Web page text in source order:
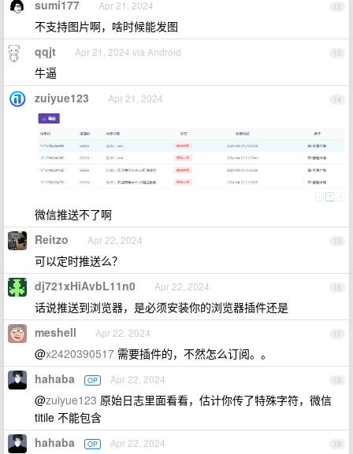
12
sumi177 Apr 21, 2024
不支持图片啊，啥时候能发图
13
qqjt Apr 21, 2024 via Android
牛逼
14
zuiyue123 Apr 21, 2024
微信推送不了啊
15
Reitzo Apr 22, 2024
可以定时推送么？
16
dj721xHiAvbL11n0 Apr 22, 2024
话说推送到浏览器，是必须安装你的浏览器插件还是
17
meshell Apr 22, 2024
@x2420390517 需要插件的，不然怎么订阅。。
18
hahaba OP Apr 22, 2024
@zuiyue123 原始日志里面看看，估计你传了特殊字符，微信
titile 不能包含
19
hahaba OP Apr 22, 2024